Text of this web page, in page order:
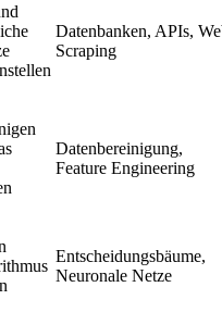
Datenbanken, APIs,
Scraping
Datenbereinigung,
Feature Engineering
Entscheidungsbäume,
Neuronale Netze